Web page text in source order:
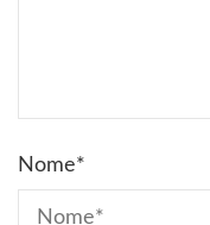
Nome*